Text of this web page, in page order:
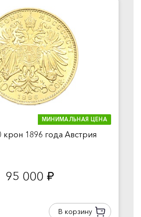
МИНИМАЛЬНАЯ ЦЕНА
крон 1896 года Австрия
95 000 руб.
В корзину